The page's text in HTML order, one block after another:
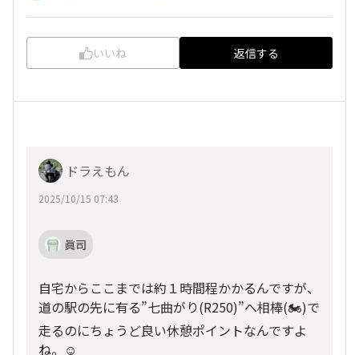
いいね 返信する
ドラえもん
2025/10/15 07:43
眞司
自宅からここまでは約１時間程かかるんですが、
道の駅の先に有る”七曲がり(R250)”へ相棒(🏍️)で
走るのにちょうど良い休憩ポイントなんですよ
ね。☺️